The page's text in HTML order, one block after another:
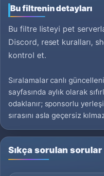
Bu filtrenin detayları
Bu filtre listeyi pet
Discord, reset kuralları,
kontrol et.
Sıralamalar canlı
sayfasında aylık olarak
odaklanır; sponsorlu
sırasını asla geçersiz
Sıkça sorulan sorular